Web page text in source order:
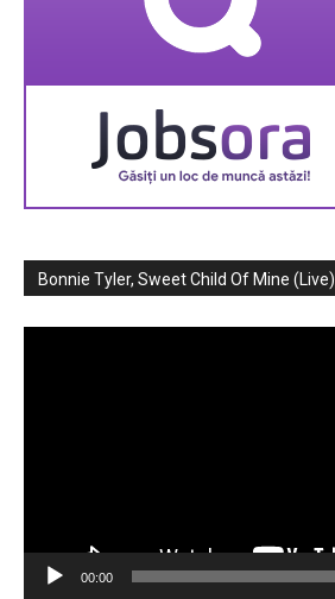
Bonnie Tyler, Sweet Child Of Mine (Live)
00:00